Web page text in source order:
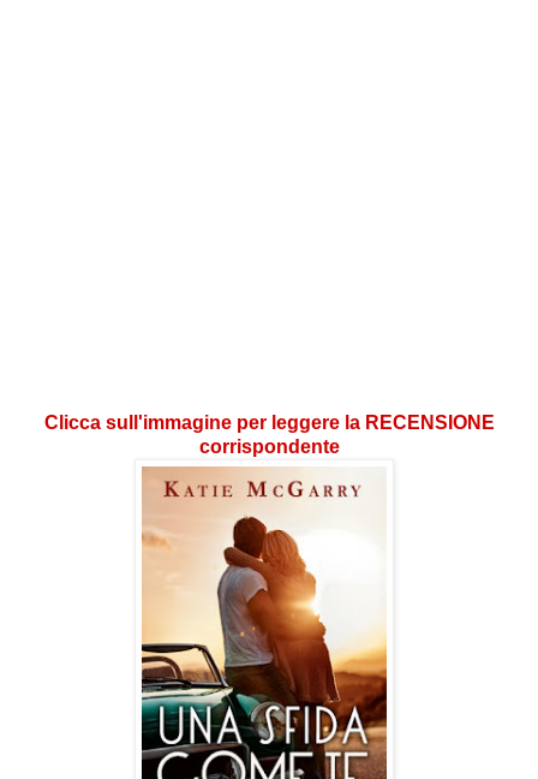
Clicca sull'immagine per leggere la RECENSIONE
corrispondente